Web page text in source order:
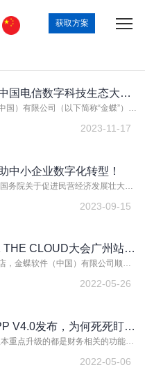
获取方案
国电信数字科技生态大
智新价值
国）有限公司（以下简称“金蝶”）受
伴大会。金蝶作为中国电信的重要
2023-11-17
中小企业数字化转型！
务院关于促进民营经济发展壮大的
基础；此前，财政部、工业和信息
2023-09-15
THE CLOUD大会广州站，
+”O2O之道
，金蝶软件（中国）有限公司顺利
2022-05-26
V4.0发布，为何死死盯着
重点升级的都是财务相关的功能，
查账和报税推出系列特色创新功能
2022-05-06